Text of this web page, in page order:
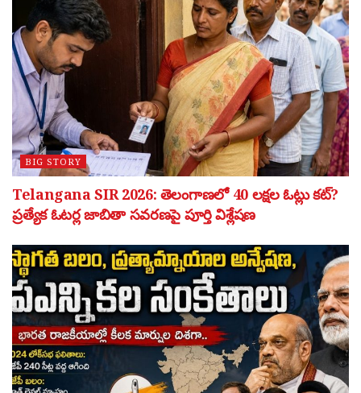
BIG STORY
Telangana SIR 2026: తెలంగాణలో 40 లక్షల ఓట్లు కట్?
ప్రత్యేక ఓటర్ల జాబితా సవరణపై పూర్తి విశ్లేషణ